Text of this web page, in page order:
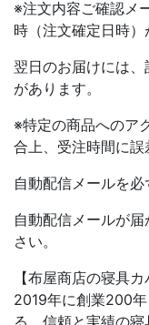
※注文内容ご確認メ
時（注文確定日時）
翌日のお届けには
があります。
※特定の商品へのア
合上、受注時間に誤
自動配信メールを必
自動配信メールが
さい。
【布屋商店の寝具
2019年に創業200
る、信頼と実績の寝